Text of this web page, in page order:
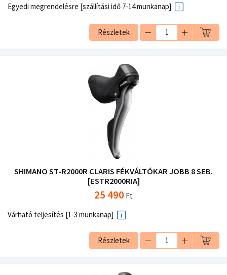
Egyedi megrendelésre [szállítási idő 7-14 munkanap]
Részletek
SHIMANO ST-R2000R CLARIS FÉKVÁLTÓKAR JOBB 8 SEB.
[ESTR2000RIA]
25 490 Ft
Várható teljesítés [1-3 munkanap]
Részletek